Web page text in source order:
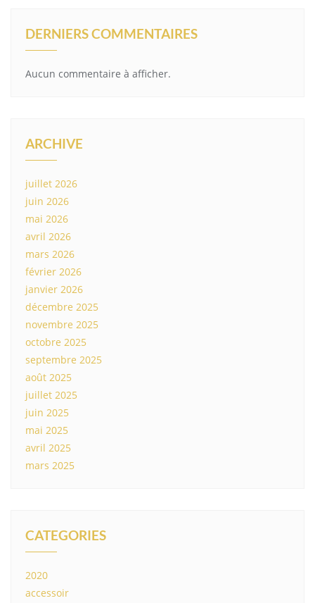
DERNIERS COMMENTAIRES
Aucun commentaire à afficher.
ARCHIVE
juillet 2026
juin 2026
mai 2026
avril 2026
mars 2026
février 2026
janvier 2026
décembre 2025
novembre 2025
octobre 2025
septembre 2025
août 2025
juillet 2025
juin 2025
mai 2025
avril 2025
mars 2025
CATEGORIES
2020
accessoir